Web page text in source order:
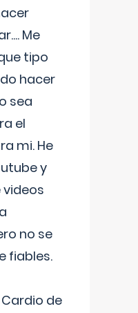
Me
tipo
hacer
sea
el
mi. He
y
no se
fiables.
de